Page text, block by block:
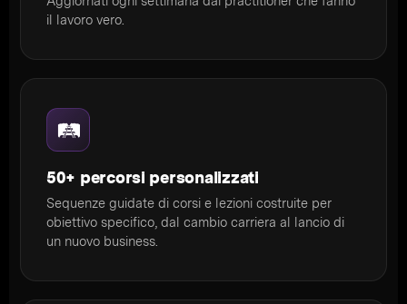
il lavoro vero.
🛤️
50+ percorsi personalizzati
Sequenze guidate di corsi e lezioni costruite per
obiettivo specifico, dal cambio carriera al lancio di
un nuovo business.